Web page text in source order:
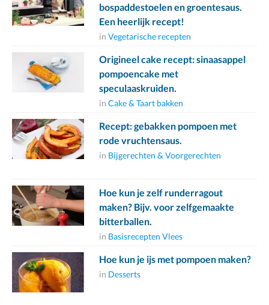
bospaddestoelen en groentesaus.
Een heerlijk recept!
in Vegetarische recepten
Origineel cake recept: sinaasappel
pompoencake met
speculaaskruiden.
in Cake & Taart bakken
Recept: gebakken pompoen met
rode vruchtensaus.
in Bijgerechten & Voorgerechten
Hoe kun je zelf runderragout
maken? Bijv. voor zelfgemaakte
bitterballen.
in Basisrecepten Vlees
Hoe kun je ijs met pompoen maken?
in Desserts